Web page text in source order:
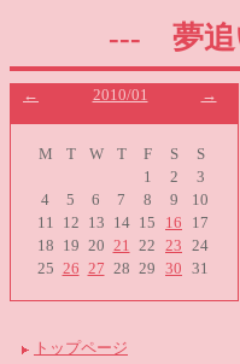
--- 夢追
← 2010/01 →
M T W T F S
S
1
2
3
4
5 6 7 8 9
10
11
12 13 14 15 16
17
18
19 20 21 22 23
24
25 26 27 28 29 30 31
トップページ